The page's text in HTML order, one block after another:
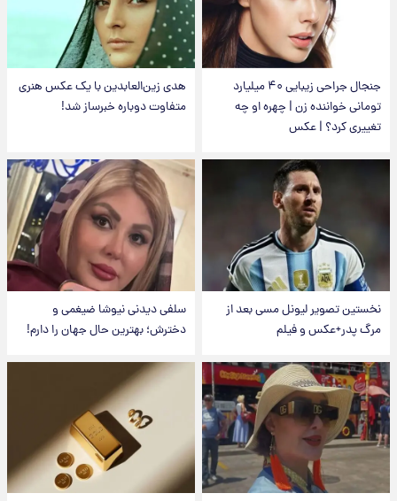
جنجال جراحی زیبایی ۴۰ میلیارد
تومانی خواننده زن | چهره او چه
تغییری کرد؟ | عکس
هدی زین‌العابدین با یک عکس هنری
متفاوت دوباره خبرساز شد!
نخستین تصویر لیونل مسی بعد از
مرگ پدر+عکس و فیلم
سلفی دیدنی نیوشا ضیغمی و
دخترش؛ بهترین حال جهان را دارم!